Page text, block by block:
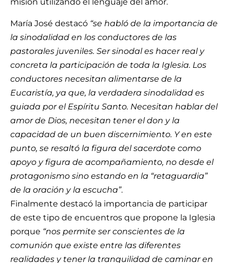
misión utilizando el lenguaje del amor.
María José destacó “se habló de la importancia de
la sinodalidad en los conductores de las
pastorales juveniles. Ser sinodal es hacer real y
concreta la participación de toda la Iglesia. Los
conductores necesitan alimentarse de la
Eucaristía, ya que, la verdadera sinodalidad es
guiada por el Espíritu Santo. Necesitan hablar del
amor de Dios, necesitan tener el don y la
capacidad de un buen discernimiento. Y en este
punto, se resaltó la figura del sacerdote como
apoyo y figura de acompañamiento, no desde el
protagonismo sino estando en la “retaguardia”
de la oración y la escucha”.
Finalmente destacó la importancia de participar
de este tipo de encuentros que propone la Iglesia
porque “nos permite ser conscientes de la
comunión que existe entre las diferentes
realidades y tener la tranquilidad de caminar en